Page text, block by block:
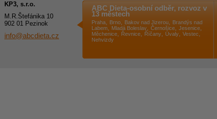
KP3, s.r.o.
M.R.Štefánika 10
902 01 Pezinok
info@abcdieta.cz
ABC Dieta-osobní odběr, rozvoz v
13 městech
Praha, Brno, Bakov nad Jizerou, Brandýs nad
Labem, Mladá Boleslav, Černošice, Jesenice,
Měchenice, Řevnice, Říčany, Úvaly, Vestec,
Nehvizdy